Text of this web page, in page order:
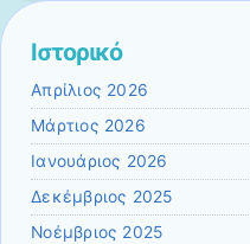
Ιστορικό
Απρίλιος 2026
Μάρτιος 2026
Ιανουάριος 2026
Δεκέμβριος 2025
Νοέμβριος 2025